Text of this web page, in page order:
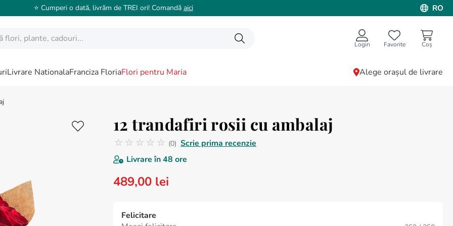
⭐️ Cumperi o dată, livrăm de TREI ori! Comandă aici RO
Login Favorite
Livrare NationalaFranciza FloriaFlori pentru Maria Alege orașul de livrare
12 trandafiri rosii cu ambalaj
☆ ☆ ☆ ☆ ☆ (0)
Nicio recenzie
Scrie prima recenzie
Livrare în48 ore
489,00 lei
Felicitare